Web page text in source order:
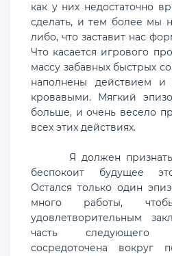
как у них недостаточно
сделать, и тем более мы
либо, что заставит нас
Что касается игрового
массу забавных быстрых
наполнены действием и
кровавыми. Мягкий
больше, и очень весело
всех этих действиях.
Я должен признать,
беспокоит будущее
Остался только один
много работы,
удовлетворительным
часть следующего
сосредоточена вокруг